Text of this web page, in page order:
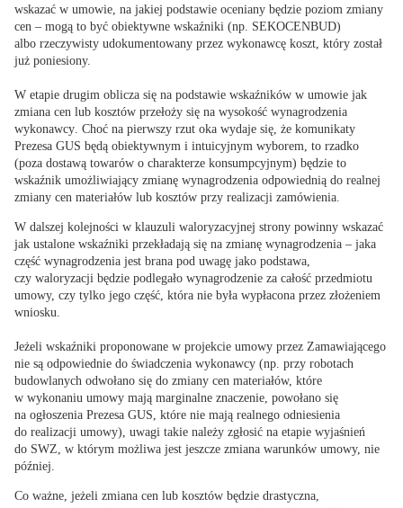
wskazać w umowie, na jakiej podstawie oceniany będzie poziom zmiany
cen – mogą to być obiektywne wskaźniki (np. SEKOCENBUD)
albo rzeczywisty udokumentowany przez wykonawcę koszt, który został
już poniesiony.
W etapie drugim oblicza się na podstawie wskaźników w umowie jak
zmiana cen lub kosztów przełoży się na wysokość wynagrodzenia
wykonawcy . Choć na pierwszy rzut oka wydaje się, że komunikaty
Prezesa GUS będą obiektywnym i intuicyjnym wyborem, to rzadko
(poza dostawą towarów o charakterze konsumpcyjnym) będzie to
wskaźnik umożliwiający zmianę wynagrodzenia odpowiednią do realnej
zmiany cen materiałów lub kosztów przy realizacji zamówienia.
W dalszej kolejności w klauzuli waloryzacyjnej strony powinny wskazać
jak ustalone wskaźniki przekładają się na zmianę wynagrodzenia – jaka
część wynagrodzenia jest brana pod uwagę jako podstawa,
czy waloryzacji będzie podlegało wynagrodzenie za całość przedmiotu
umowy, czy tylko jego część, która nie była wypłacona przez złożeniem
wniosku.
Jeżeli wskaźniki proponowane w projekcie umowy przez Zamawiającego
nie są odpowiednie do świadczenia wykonawcy (np. przy robotach
budowlanych odwołano się do zmiany cen materiałów, które
w wykonaniu umowy mają marginalne znaczenie, powołano się
na ogłoszenia Prezesa GUS, które nie mają realnego odniesienia
do realizacji umowy), uwagi takie należy zgłosić na etapie wyjaśnień
do SWZ, w którym możliwa jest jeszcze zmiana warunków umowy, nie
później.
Co ważne, jeżeli zmiana cen lub kosztów będzie drastyczna,